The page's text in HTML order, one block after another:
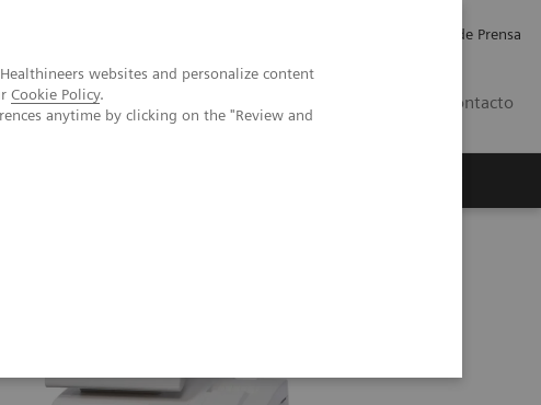
websites and personalize content
Cookie Policy.
anytime by clicking on the "Review and
Comunicados de Prensa
Contacto